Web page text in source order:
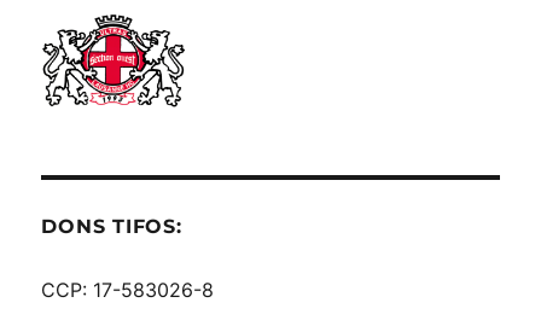
DONS TIFOS:
CCP: 17-583026-8